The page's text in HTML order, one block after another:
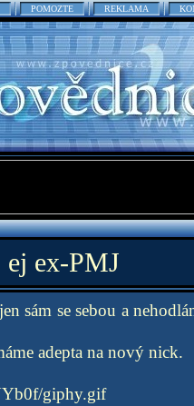
POMOZTE REKLAMA
ej ex-PMJ
sám se sebou a
adepta na nový nick.
giphy.gif